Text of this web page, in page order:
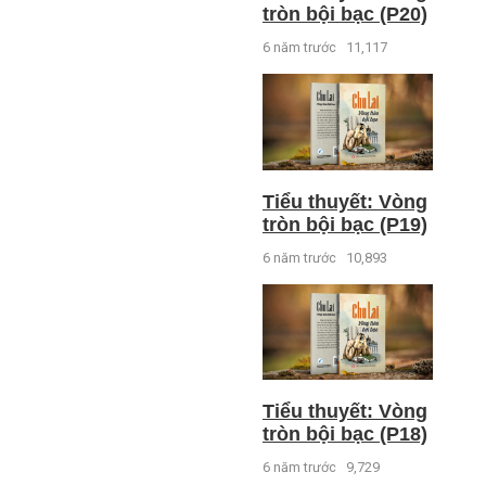
tròn bội bạc (P20)
6 năm trước 11,117
Tiểu thuyết: Vòng
tròn bội bạc (P19)
6 năm trước 10,893
Tiểu thuyết: Vòng
tròn bội bạc (P18)
6 năm trước 9,729